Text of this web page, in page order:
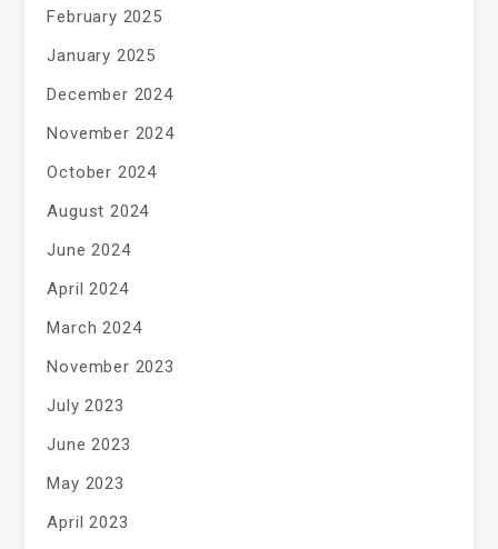
February 2025
January 2025
December 2024
November 2024
October 2024
August 2024
June 2024
April 2024
March 2024
November 2023
July 2023
June 2023
May 2023
April 2023